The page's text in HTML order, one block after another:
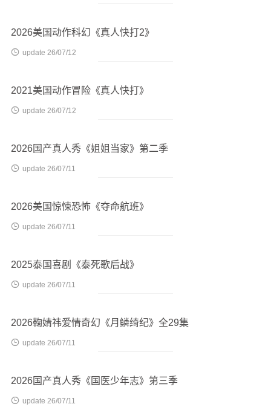
2026美国动作科幻《真人快打2》
 update 26/07/12
2021美国动作冒险《真人快打》
 update 26/07/12
2026国产真人秀《姐姐当家》第二季
 update 26/07/11
2026美国惊悚恐怖《夺命航班》
 update 26/07/11
2025泰国喜剧《泰死歌后战》
 update 26/07/11
2026鞠婧祎爱情奇幻《月鳞绮纪》全29集
 update 26/07/11
2026国产真人秀《国医少年志》第三季
 update 26/07/11